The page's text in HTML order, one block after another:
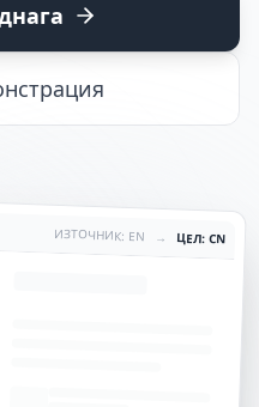
ИЗТОЧНИК: EN → ЦЕЛ: CN